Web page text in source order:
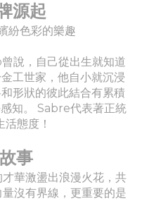
源起
紛色彩的樂趣
說，自己從出生就知道
工世家，他自小就沉浸
形狀的彼此結合有累積
知。 Sabre代表著正統
態度！
事
華激盪出浪漫火花，共
沒有界線，更重要的是